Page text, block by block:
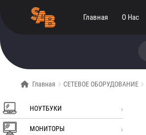
Главная О Нас
Главная СЕТЕВОЕ ОБОРУДОВАНИЕ
НОУТБУКИ
МОНИТОРЫ